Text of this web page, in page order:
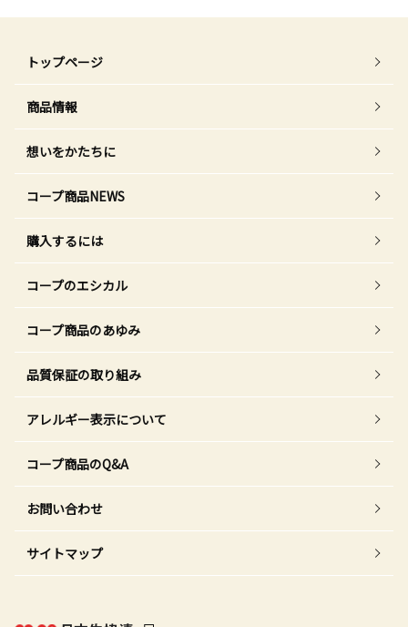
トップページ
商品情報
想いをかたちに
コープ商品NEWS
購入するには
コープのエシカル
コープ商品のあゆみ
品質保証の取り組み
アレルギー表示について
コープ商品のQ&A
お問い合わせ
サイトマップ